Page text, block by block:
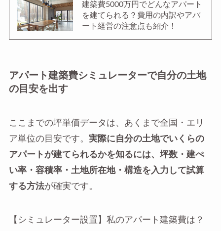
建築費5000万円でどんなアパート
を建てられる？費用の内訳やアパ
ート経営の注意点も紹介！
アパート建築費シミュレーターで自分の土地
の目安を出す
ここまでの坪単価データは、あくまで全国・エリ
ア単位の目安です。 実際に自分の土地でいくらの
アパートが建てられるかを知るには、坪数・建ぺ
い率・容積率・土地所在地・構造を入力して試算
する方法が確実です。
【シミュレーター設置】私のアパート建築費は？